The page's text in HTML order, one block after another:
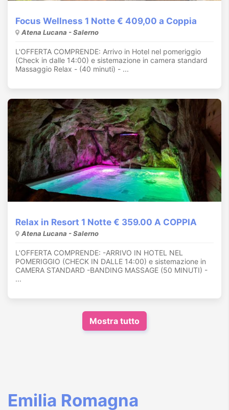
Focus Wellness 1 Notte € 409,00 a Coppia
Atena Lucana - Salerno
L'OFFERTA COMPRENDE: Arrivo in Hotel nel pomeriggio
(Check in dalle 14:00) e sistemazione in camera standard
Massaggio Relax - (40 minuti) - ...
Relax in Resort 1 Notte € 359.00 A COPPIA
Atena Lucana - Salerno
L'OFFERTA COMPRENDE: -ARRIVO IN HOTEL NEL
POMERIGGIO (CHECK IN DALLE 14:00) e sistemazione in
CAMERA STANDARD -BANDING MASSAGE (50 MINUTI) -
...
Mostra tutto
Emilia Romagna